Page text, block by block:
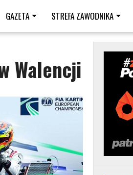
GAZETA STREFA ZAWODNIKA
Walencji